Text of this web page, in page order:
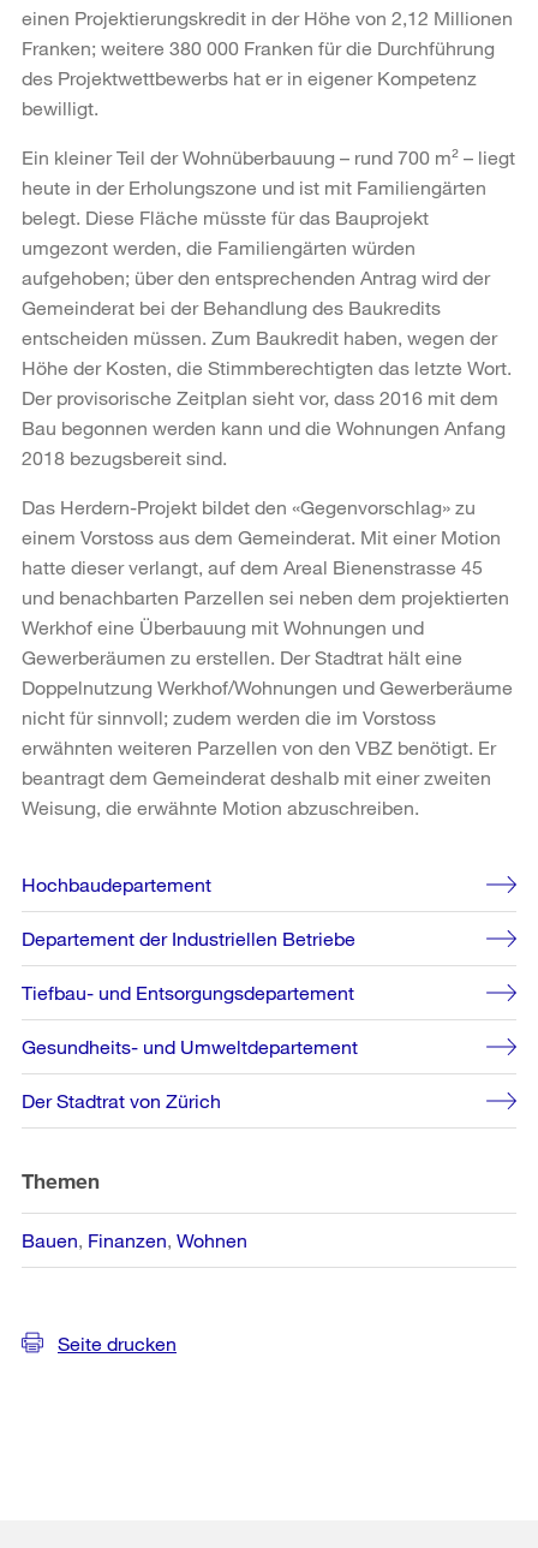
einen Projektierungskredit in der Höhe von 2,12 Millionen
Franken; weitere 380 000 Franken für die Durchführung
des Projektwettbewerbs hat er in eigener Kompetenz
bewilligt.
Ein kleiner Teil der Wohnüberbauung – rund 700 m² – liegt
heute in der Erholungszone und ist mit Familiengärten
belegt. Diese Fläche müsste für das Bauprojekt
umgezont werden, die Familiengärten würden
aufgehoben; über den entsprechenden Antrag wird der
Gemeinderat bei der Behandlung des Baukredits
entscheiden müssen. Zum Baukredit haben, wegen der
Höhe der Kosten, die Stimmberechtigten das letzte Wort.
Der provisorische Zeitplan sieht vor, dass 2016 mit dem
Bau begonnen werden kann und die Wohnungen Anfang
2018 bezugsbereit sind.
Das Herdern-Projekt bildet den «Gegenvorschlag» zu
einem Vorstoss aus dem Gemeinderat. Mit einer Motion
hatte dieser verlangt, auf dem Areal Bienenstrasse 45
und benachbarten Parzellen sei neben dem projektierten
Werkhof eine Überbauung mit Wohnungen und
Gewerberäumen zu erstellen. Der Stadtrat hält eine
Doppelnutzung Werkhof/Wohnungen und Gewerberäume
nicht für sinnvoll; zudem werden die im Vorstoss
erwähnten weiteren Parzellen von den VBZ benötigt. Er
beantragt dem Gemeinderat deshalb mit einer zweiten
Weisung, die erwähnte Motion abzuschreiben.
Weitere
Informationen
Hochbaudepartement
Departement der Industriellen Betriebe
Tiefbau- und Entsorgungsdepartement
Gesundheits- und Umweltdepartement
Der Stadtrat von Zürich
Themen
Bauen Finanzen Wohnen
Seite drucken